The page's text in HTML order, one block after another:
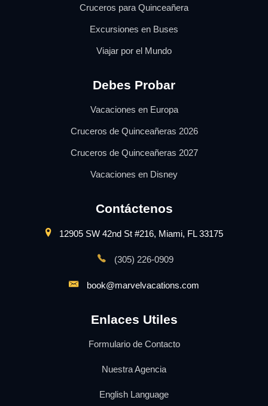
Cruceros para Quinceañera
Excursiones en Buses
Viajar por el Mundo
Debes Probar
Vacaciones en Europa
Cruceros de Quinceañeras 2026
Cruceros de Quinceañeras 2027
Vacaciones en Disney
Contáctenos
12905 SW 42nd St #216, Miami, FL 33175
(305) 226-0909
book@marvelvacations.com
Enlaces Utiles
Formulario de Contacto
Nuestra Agencia
English Language